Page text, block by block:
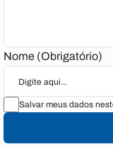
Nome (Obrigatório)
Salvar meus dados